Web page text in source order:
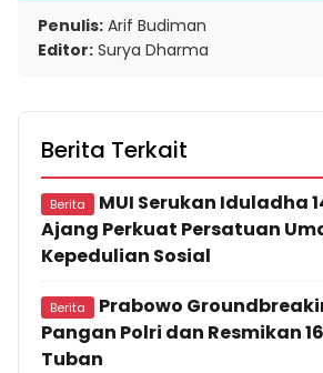
Penulis: Arif Budiman
Editor: Surya Dharma
Berita Terkait
Berita
MUI Serukan Iduladha
Ajang Perkuat Persatuan
Kepedulian Sosial
Berita
Prabowo
Pangan Polri dan Resmikan
Tuban